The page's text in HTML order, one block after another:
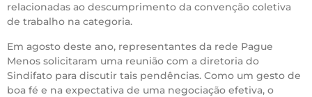
relacionadas ao descumprimento da convenção coletiva
de trabalho na categoria.
Em agosto deste ano, representantes da rede Pague
Menos solicitaram uma reunião com a diretoria do
Sindifato para discutir tais pendências. Como um gesto de
boa fé e na expectativa de uma negociação efetiva, o